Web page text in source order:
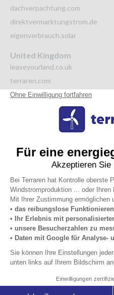
dachverpachtung.com
direktvermarktungstrom.de
eigenverbrauch.solar
United Kingdom
leaseyourland.co.uk
terraren.com
autoproduzione.solar
affittoterreno.solar
grondverpachten.nl
DatenschutzrichtlinieAllgemeine